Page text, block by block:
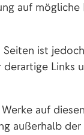
auf
ist
Links
auf
außerhalb